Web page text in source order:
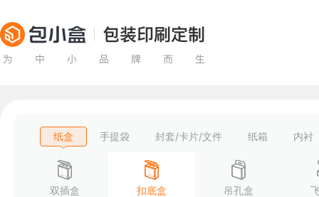
纸盒 手提袋 封套/卡片/文件 纸箱 内衬
双插盒 扣底盒 吊孔盒